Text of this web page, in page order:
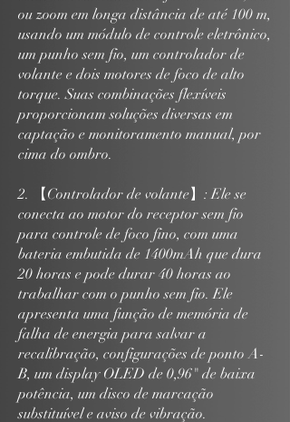
ou zoom em longa distância de até 100 m,
usando um módulo de controle eletrônico,
um punho sem fio, um controlador de
volante e dois motores de foco de alto
torque. Suas combinações flexíveis
proporcionam soluções diversas em
captação e monitoramento manual, por
cima do ombro.
2. 【Controlador de volante】: Ele se
conecta ao motor do receptor sem fio
para controle de foco fino, com uma
bateria embutida de 1400mAh que dura
20 horas e pode durar 40 horas ao
trabalhar com o punho sem fio. Ele
apresenta uma função de memória de
falha de energia para salvar a
recalibração, configurações de ponto A-
B, um display OLED de 0,96" de baixa
potência, um disco de marcação
substituível e aviso de vibração.